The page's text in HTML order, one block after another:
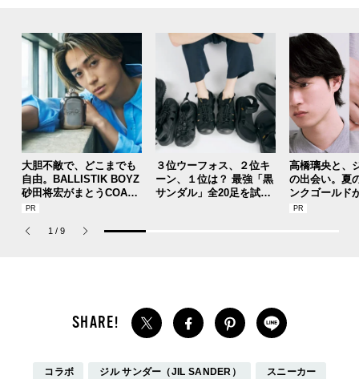
大胆不敵で、どこまでも
自由。BALLISTIK BOYZ
砂田将宏がまとうCOACH
の新作フレグランス「コ
パルファム」
３位ウーフォス、２位キ
ーン、１位は？ 最強「黒
サンダル」全20足を試着
高橋璃央と、
の出会い。夏
ンクゴールド
SUMMER
1 / 9
コラボ ジル サンダー（JIL SANDER） スニーカー